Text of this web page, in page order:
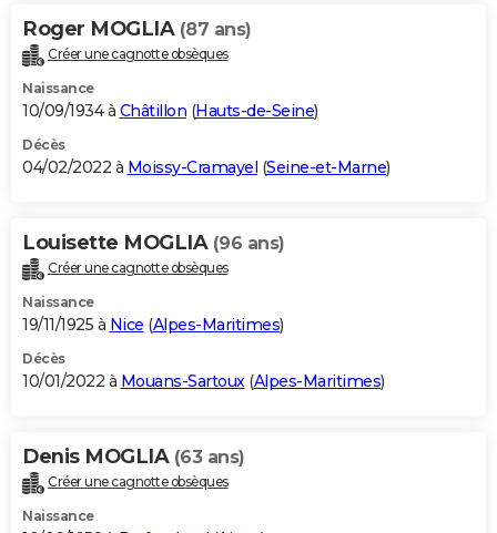
Roger MOGLIA (87 ans)
Créer une cagnotte obsèques
Naissance
10/09/1934 à Châtillon (Hauts-de-Seine)
Décès
04/02/2022 à Moissy-Cramayel (Seine-et-Marne)
Louisette MOGLIA (96 ans)
Créer une cagnotte obsèques
Naissance
19/11/1925 à Nice (Alpes-Maritimes)
Décès
10/01/2022 à Mouans-Sartoux(Alpes-Maritimes)
Denis MOGLIA (63 ans)
Créer une cagnotte obsèques
Naissance